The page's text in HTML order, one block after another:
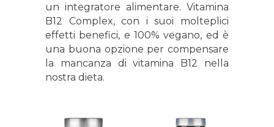
un integratore alimentare. Vitamina
B12 Complex, con i suoi molteplici
effetti benefici, e 100% vegano, ed è
una buona opzione per compensare
la mancanza di vitamina B12 nella
nostra dieta.